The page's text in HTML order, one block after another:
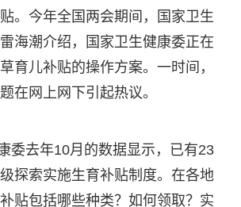
。今年全国两会期间，国家卫生
海潮介绍，国家卫生健康委正在
育儿补贴的操作方案。一时间，
在网上网下引起热议。
委去年10月的数据显示，已有23
探索实施生育补贴制度。在各地
贴包括哪些种类？如何领取？实